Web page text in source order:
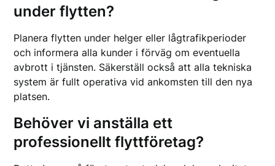
under flytten?
Planera flytten under helger eller lågtrafikperioder
och informera alla kunder i förväg om eventuella
avbrott i tjänsten. Säkerställ också att alla tekniska
system är fullt operativa vid ankomsten till den nya
platsen.
Behöver vi anställa ett
professionellt flyttföretag?